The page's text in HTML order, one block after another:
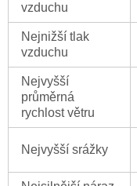
vzduchu
Nejnižší tlak
vzduchu
Nejvyšší
průměrná
rychlost větru
Nejvyšší srážky